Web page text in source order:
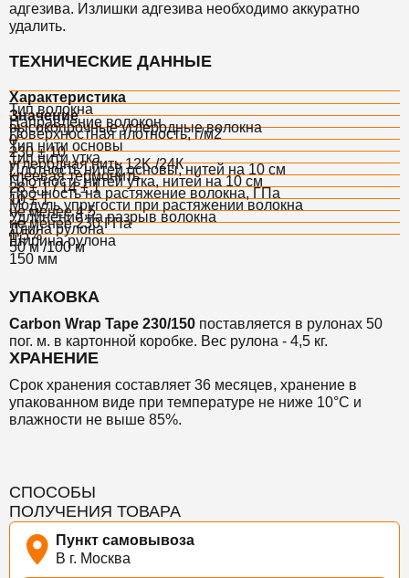
адгезива. Излишки адгезива необходимо аккуратно
удалить.
ТЕХНИЧЕСКИЕ ДАННЫЕ
Характеристика
Значение
Тип волокна
высокопрочные углеродные волокна
Направление волокон
0°
Поверхностная плотность, г/м2
230 ± 10
Тип нити основы
углеродная нить 12K /24К
Тип нити утка
клеевая термонить
Плотность нитей основы, нитей на 10 см
28 ± 1 / 14 ± 1
Плотность нитей утка, нитей на 10 см
10 ± 1
Прочность на растяжение волокна, ГПа
не менее 4,5
Модуль упругости при растяжении волокна
не менее 230 ГПа
Удлинение на разрыв волокна
1,5%
Длина рулона
50 м /100 м
Ширина рулона
150 мм
УПАКОВКА
Carbon Wrap Tape 230/150 поставляется в рулонах 50
пог. м. в картонной коробке. Вес рулона - 4,5 кг.
ХРАНЕНИЕ
Срок хранения составляет 36 месяцев, хранение в
упакованном виде при температуре не ниже 10°С и
влажности не выше 85%.
СПОСОБЫ
ПОЛУЧЕНИЯ ТОВАРА
Пункт самовывоза
В г. Москва